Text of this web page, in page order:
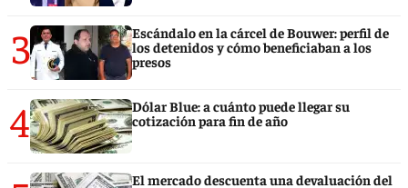
3
Escándalo en la cárcel de Bouwer: perfil de
los detenidos y cómo beneficiaban a los
presos
4
Dólar Blue: a cuánto puede llegar su
cotización para fin de año
El mercado descuenta una devaluación del